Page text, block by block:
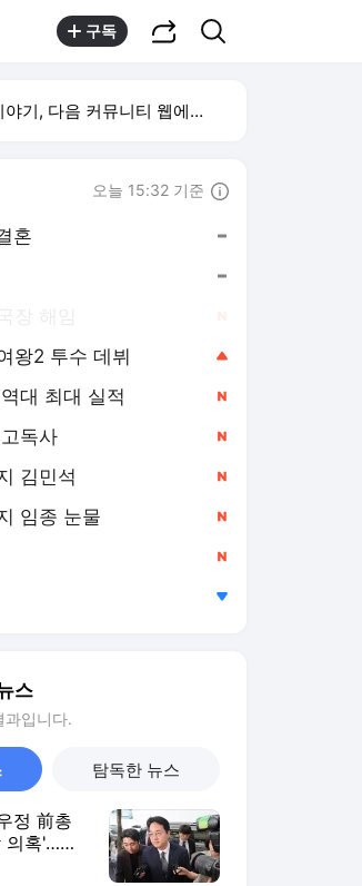
구독
기, 다음 커뮤니티 웹에서 보기
오늘 15:32 기준
혼
왕2 투수 데뷔
대 최대 실적
독사
김민석
임종 눈물
스
과입니다.
탐독한 뉴스
정 前총
의혹'…대
색